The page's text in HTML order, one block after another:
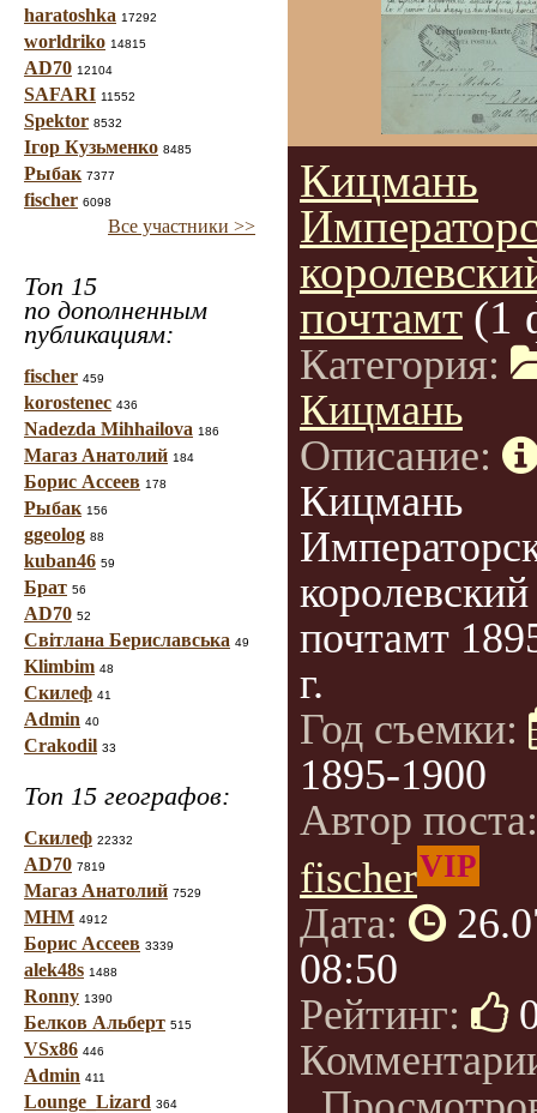
haratoshka 17292
worldriko 14815
AD70 12104
SAFARI 11552
Spektor 8532
Ігор Кузьменко 8485
Рыбак 7377
fischer 6098
Все участники >>
Топ 15
по дополненным
публикациям:
fischer 459
korostenec 436
Nadezda Mihhailova 186
Магаз Анатолий 184
Борис Ассеев 178
Рыбак 156
ggeolog 88
kuban46 59
Брат 56
AD70 52
Світлана Бериславська 49
Klimbim 48
Скилеф 41
Admin 40
Crakodil 33
Топ 15 географов:
Скилеф 22332
AD70 7819
Магаз Анатолий 7529
МНМ 4912
Борис Ассеев 3339
alek48s 1488
Ronny 1390
Белков Альберт 515
VSx86 446
Admin 411
Lounge_Lizard 364
Кицмань
почтамт (1
Категория:
Кицмань
Описание:
Кицмань
королевский
почтамт
г.
Год съемки:
1895-1900
Автор
fischerVIP
Дата:
08:50
Рейтинг: